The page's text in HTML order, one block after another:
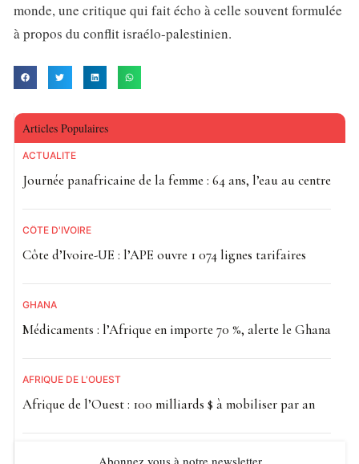
monde, une critique qui fait écho à celle souvent formulée
à propos du conflit israélo-palestinien.
Articles Populaires
ACTUALITE
Journée panafricaine de la femme : 64 ans, l’eau au centre
CÔTE D'IVOIRE
Côte d’Ivoire-UE : l’APE ouvre 1 074 lignes tarifaires
GHANA
Médicaments : l’Afrique en importe 70 %, alerte le Ghana
AFRIQUE DE L'OUEST
Afrique de l’Ouest : 100 milliards $ à mobiliser par an
Abonnez vous à notre newsletter